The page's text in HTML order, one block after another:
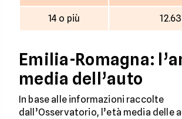
14 o più
Emilia-Romagna:
media dell’auto
In base alle informazioni raccolte
dall’Osservatorio, l’età media delle